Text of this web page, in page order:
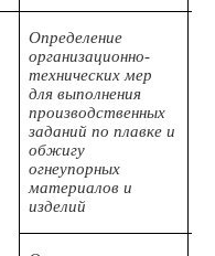
Определение
организационно-
технических мер
для выполнения
производственных
заданий по плавке и
обжигу
огнеупорных
материалов и
изделий